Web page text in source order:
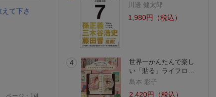
て下さ
川邊 健太郎
1,980円（税込）
4
世界一かんたんで楽し
い「貼る」ライフロ…
島本 彩子
2,420円（税込）